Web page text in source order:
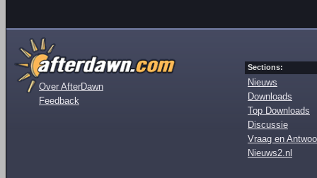
Over AfterDawn
Feedback
Sections:
Nieuws
Downloads
Top Downloads
Discussie
Vraag en
Nieuws2.nl